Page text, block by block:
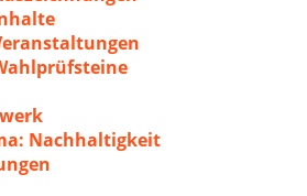
Nachhaltigkeit